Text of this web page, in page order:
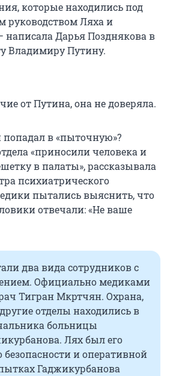
которые находились под
руководством Ляха и
написала Дарья Позднякова в
Владимиру Путину.
от Путина, она не доверяла.
в «пыточную»?
«приносили человека и
в палаты», рассказывала
психиатрического
пытались выяснить, что
отвечали: «Не ваше
два вида сотрудников с
Официально медиками
Тигран Мкртчян. Охрана,
отделы находились в
больницы
Лях был его
безопасности и оперативной
Гаджикурбанова